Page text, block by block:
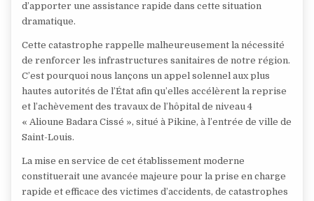
d’apporter une assistance rapide dans cette situation
dramatique.
Cette catastrophe rappelle malheureusement la nécessité
de renforcer les infrastructures sanitaires de notre région.
C’est pourquoi nous lançons un appel solennel aux plus
hautes autorités de l’État afin qu’elles accélèrent la reprise
et l’achèvement des travaux de l’hôpital de niveau 4
« Alioune Badara Cissé », situé à Pikine, à l’entrée de ville de
Saint-Louis.
La mise en service de cet établissement moderne
constituerait une avancée majeure pour la prise en charge
rapide et efficace des victimes d’accidents, de catastrophes